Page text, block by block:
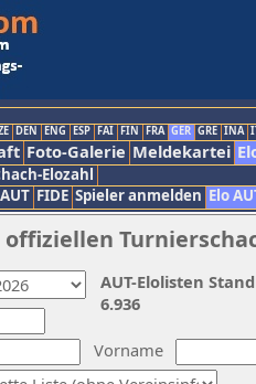
DEN ENG ESP FAI FIN FRA GER GRE INA
Foto-Galerie Meldekartei
Elozahl
FIDE Spieler anmelden Elo
Vorname
AUT-Elolisten
6.936